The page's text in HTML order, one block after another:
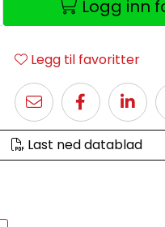
Logg inn
Legg til favoritter
Last ned datablad